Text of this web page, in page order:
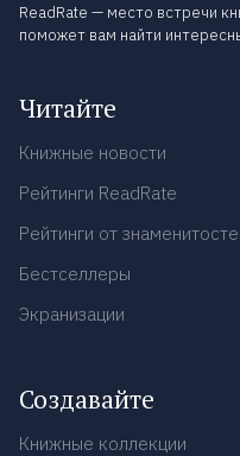
ReadRate — место встречи
поможет вам найти
Читайте
Книжные новости
Рейтинги ReadRate
Рейтинги от
Бестселлеры
Экранизации
Создавайте
Книжные коллекции